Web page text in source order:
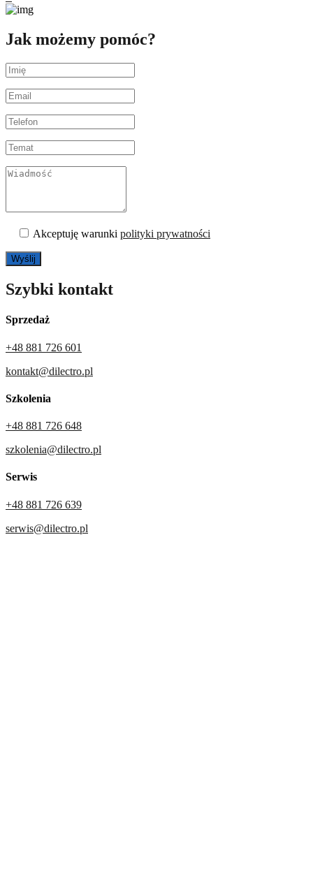
Jak możemy pomóc?
Akceptuję warunki polityki prywatności
Szybki kontakt
Sprzedaż
+48 881 726 601
kontakt@dilectro.pl
Szkolenia
+48 881 726 648
szkolenia@dilectro.pl
Serwis
+48 881 726 639
serwis@dilectro.pl